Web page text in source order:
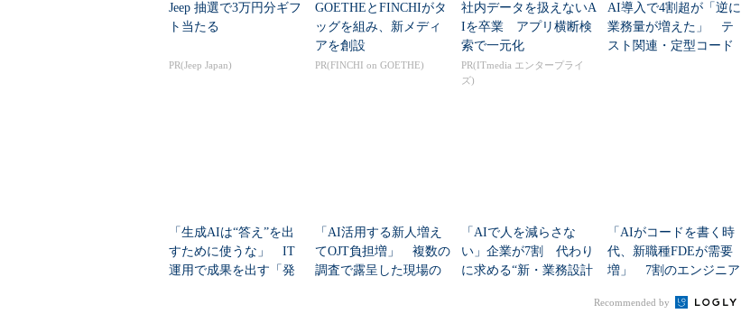
Jeep 抽選で3万円分ギフ
ト当たる
PR(Jeep Japan)
GOETHEとFINCHIがタ
ッグを組み、新メディ
アを創設
PR(FINCHI on GOETHE)
社内データを扱えないA
Iを卒業 アプリ横断検
索で一元化
PR(ITmedia エンタープライ
ズ)
AI導入で4割超が「逆に
業務量が増えた」 テ
スト関連・定型コード
「生成AIは“答え”を出
すために使うな」 IT
運用で成果を出す「発
「AI活用する新人増え
てOJT負担増」 複数の
調査で露呈した現場の
「AIで人を減らさな
い」企業が7割 代わり
に求める“新・業務設計
「AIがコードを書く時
代、新職種FDEが需要
増」 7割のエンジニア
Recommended by